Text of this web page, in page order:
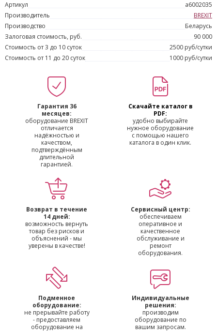
Артикул
a6002035
Производитель
BREXIT
Производство
Беларусь
Залоговая стоимость, руб.
90 000
Стоимость от 3 до 10 суток
2500 руб/сутки
Стоимость от 11 до 20 суток
1000 руб/сутки
Гарантия 36
месяцев:
оборудование BREXIT
отличается
надёжностью и
качеством,
подтверждённым
длительной
гарантией.
Скачайте каталог в
PDF:
удобно выбирайте
нужное оборудование
с помощью нашего
каталога в один клик.
Возврат в течение
14 дней:
возможность вернуть
товар без рисков и
объяснений - мы
уверены в качестве!
Сервисный центр:
обеспечиваем
оперативное и
качественное
обслуживание и
ремонт
оборудования.
Подменное
оборудование:
не прерывайте работу
- предоставляем
оборудование на
Индивидуальные
решения:
производим
оборудование по
вашим запросам.